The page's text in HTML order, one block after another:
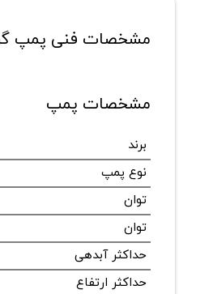
مشخصات فنی پمپ گریز
مشخصات پمپ
برند
نوع پمپ
توان
توان
حداکثر آبدهی
حداکثر ارتفاع